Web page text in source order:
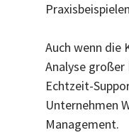
Auch wenn die
Analyse
Echtzeit-
Unternehmen
Management.